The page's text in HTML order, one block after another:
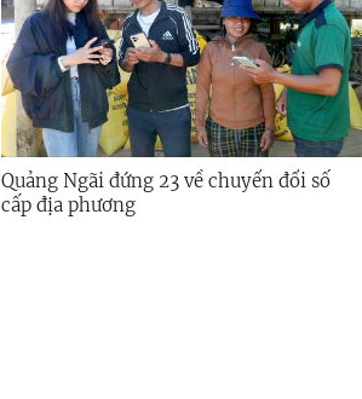
Quảng Ngãi đứng 23 về chuyển đổi số
cấp địa phương